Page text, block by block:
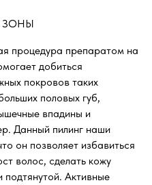
ЗОНЫ
процедура препаратом на
добиться
покровов таких
половых губ,
впадины и
Данный пилинг наши
он позволяет избавиться
волос, сделать кожу
подтянутой. Активные